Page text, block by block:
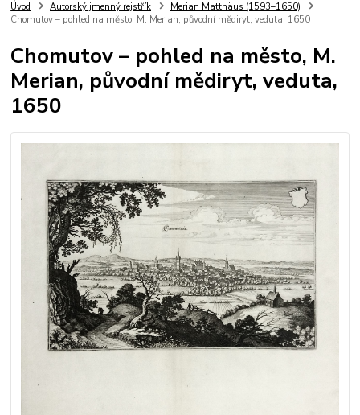
Úvod Autorský jmenný rejstřík
Merian Matthäus (1593–1650)
Chomutov – pohled na město, M. Merian, původní mědiryt, veduta, 1650
Chomutov – pohled na město, M.
Merian, původní mědiryt, veduta,
1650